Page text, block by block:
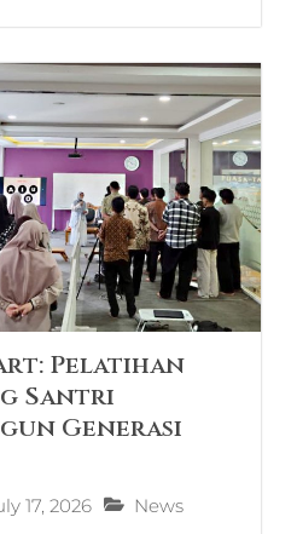
Pelatihan
Santri
Generasi
17, 2026
News